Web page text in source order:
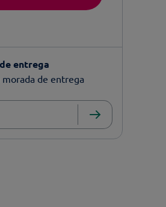
entrega
morada de entrega